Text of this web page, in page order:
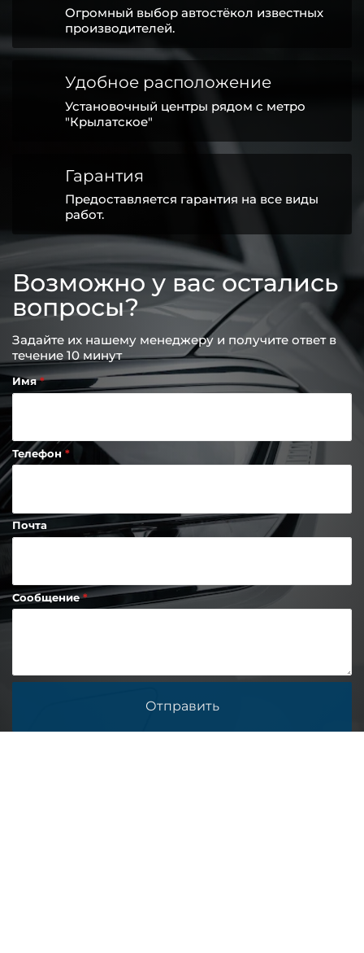
Огромный выбор автостёкол известных
производителей.
Удобное расположение
Установочный центры рядом с метро
"Крылатское"
Гарантия
Предоставляется гарантия на все виды
работ.
Возможно у вас остались
вопросы?
Задайте их нашему менеджеру и получите ответ в
течение 10 минут
Имя
Телефон
Почта
Сообщение